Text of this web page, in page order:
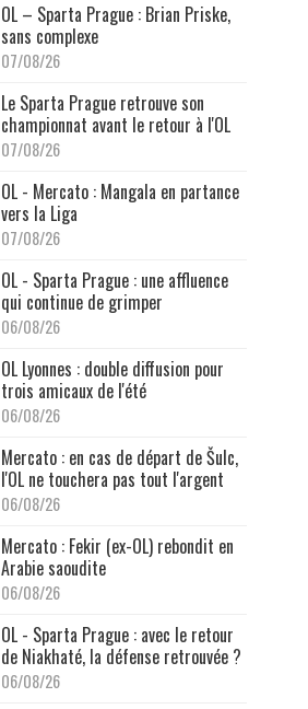
OL – Sparta Prague : Brian Priske,
sans complexe
07/08/26
Le Sparta Prague retrouve son
championnat avant le retour à l'OL
07/08/26
OL - Mercato : Mangala en partance
vers la Liga
07/08/26
OL - Sparta Prague : une affluence
qui continue de grimper
06/08/26
OL Lyonnes : double diffusion pour
trois amicaux de l'été
06/08/26
Mercato : en cas de départ de Šulc,
l'OL ne touchera pas tout l'argent
06/08/26
Mercato : Fekir (ex-OL) rebondit en
Arabie saoudite
06/08/26
OL - Sparta Prague : avec le retour
de Niakhaté, la défense retrouvée ?
06/08/26